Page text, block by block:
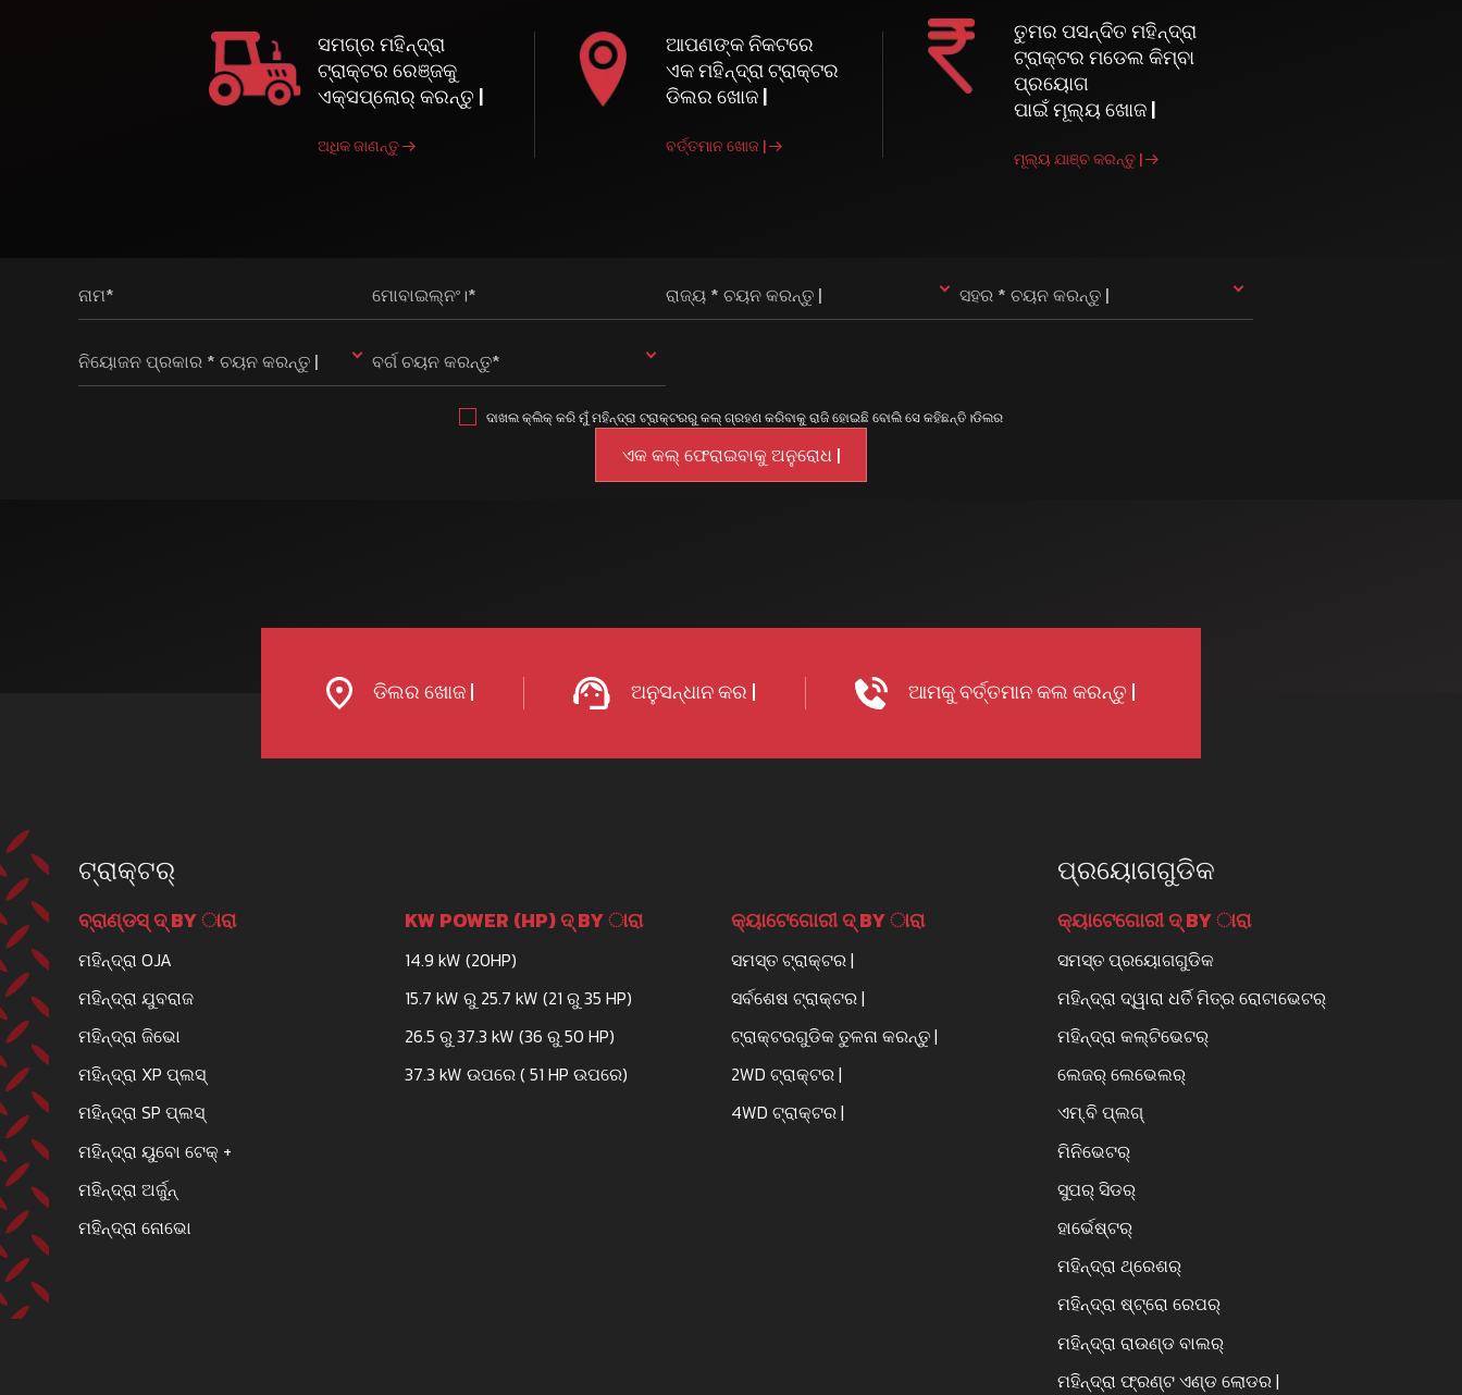
ସମଗ୍ର ମହିନ୍ଦ୍ରା
ଟ୍ରାକ୍ଟର ରେଞ୍ଜକୁ
ଏକ୍ସପ୍ଲୋର୍ କରନ୍ତୁ |
ଅଧିକ ଜାଣନ୍ତୁ
ଆପଣଙ୍କ ନିକଟରେ
ଏକ ମହିନ୍ଦ୍ରା ଟ୍ରାକ୍ଟର
ଡିଲର ଖୋଜ |
ବର୍ତ୍ତମାନ ଖୋଜ |
ତୁମର ପସନ୍ଦିତ ମହିନ୍ଦ୍ରା
ଟ୍ରାକ୍ଟର ମଡେଲ କିମ୍ବା
ପ୍ରୟୋଗ
ପାଇଁ ମୂଲ୍ୟ ଖୋଜ |
ମୂଲ୍ୟ ଯାଞ୍ଚ କରନ୍ତୁ |
ନାମ* ମୋବାଇଲ୍ନଂ।* ରାଜ୍ୟ * ଚୟନ କରନ୍ତୁ | ସହର * ଚୟନ କରନ୍ତୁ |
ନିୟୋଜନ ପ୍ରକାର * ଚୟନ କରନ୍ତୁ | ବର୍ଗ ଚୟନ କରନ୍ତୁ*
ଦାଖଲ କ୍ଲିକ୍ କରି ମୁଁ ମହିନ୍ଦ୍ରା ଟ୍ରାକ୍ଟରରୁ କଲ୍ ଗ୍ରହଣ କରିବାକୁ ରାଜି ହୋଇଛି ବୋଲି ସେ କହିଛନ୍ତି।ଡିଲର
ଡିଲର ଖୋଜ | ଅନୁସନ୍ଧାନ କର | ଆମକୁ ବର୍ତ୍ତମାନ କଲ କରନ୍ତୁ |
ଟ୍ରାକ୍ଟର୍
ବ୍ରାଣ୍ଡସ୍ ଦ୍ BY ାରା
ମହିନ୍ଦ୍ରା OJA
ମହିନ୍ଦ୍ରା ଯୁବରାଜ
ମହିନ୍ଦ୍ରା ଜିଭୋ
ମହିନ୍ଦ୍ରା XP ପ୍ଲସ୍
ମହିନ୍ଦ୍ରା SP ପ୍ଲସ୍
ମହିନ୍ଦ୍ରା ୟୁବୋ ଟେକ୍ +
ମହିନ୍ଦ୍ରା ଅର୍ଜୁନ୍
ମହିନ୍ଦ୍ରା ନୋଭୋ
KW POWER (HP) ଦ୍ BY ାରା
14.9 kW (20HP)
15.7 kW ରୁ 25.7 kW (21 ରୁ 35 HP)
26.5 ରୁ 37.3 kW (36 ରୁ 50 HP)
37.3 kW ଉପରେ ( 51 HP ଉପରେ)
କ୍ୟାଟେଗୋରୀ ଦ୍ BY ାରା
ସମସ୍ତ ଟ୍ରାକ୍ଟର |
ସର୍ବଶେଷ ଟ୍ରାକ୍ଟର |
ଟ୍ରାକ୍ଟରଗୁଡିକ ତୁଳନା କରନ୍ତୁ |
2WD ଟ୍ରାକ୍ଟର |
4WD ଟ୍ରାକ୍ଟର |
ପ୍ରୟୋଗଗୁଡିକ
କ୍ୟାଟେଗୋରୀ ଦ୍ BY ାରା
ସମସ୍ତ ପ୍ରୟୋଗଗୁଡିକ
ମହିନ୍ଦ୍ରା ଦ୍ୱାରା ଧର୍ତି ମିତ୍ର ରୋଟାଭେଟର୍
ମହିନ୍ଦ୍ରା କଲ୍ଟିଭେଟର୍
ଲେଜର୍ ଲେଭେଲର୍
ଏମ୍.ବି ପ୍ଲଗ୍
ମିନିଭେଟର୍
ସୁପର୍ ସିଡର୍
ହାର୍ଭେଷ୍ଟର୍
ମହିନ୍ଦ୍ରା ଥ୍ରେଶର୍
ମହିନ୍ଦ୍ରା ଷ୍ଟ୍ରୋ ରେପର୍
ମହିନ୍ଦ୍ରା ରାଉଣ୍ଡ ବାଲର୍
ମହିନ୍ଦ୍ରା ଫ୍ରଣ୍ଟ ଏଣ୍ଡ ଲୋଡର |